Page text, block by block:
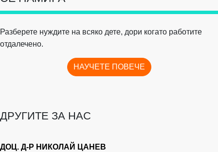
Разберете нуждите на всяко дете, дори когато работите
отдалечено.
НАУЧЕТЕ ПОВЕЧЕ
ДРУГИТЕ ЗА НАС
ДОЦ. Д-Р НИКОЛАЙ ЦАНЕВ